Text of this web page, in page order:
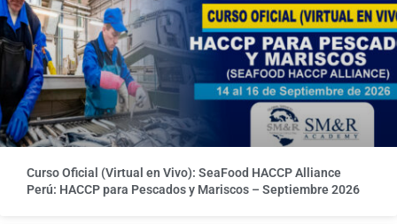
Curso Oficial (Virtual en Vivo): SeaFood HACCP Alliance
Perú: HACCP para Pescados y Mariscos – Septiembre 2026